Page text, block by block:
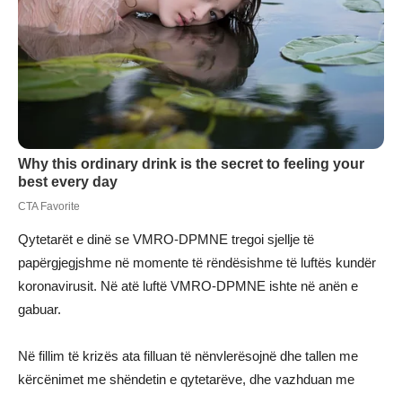
Qytetarët e dinë se VMRO-DPMNE tregoi sjellje të
papërgjegjshme në momente të rëndësishme të luftës kundër
koronavirusit. Në atë luftë VMRO-DPMNE ishte në anën e
gabuar.
Në fillim të krizës ata filluan të nënvlerësojnë dhe tallen me
kërcënimet me shëndetin e qytetarëve, dhe vazhduan me